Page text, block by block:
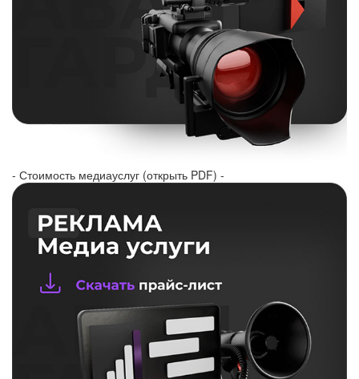
- Стоимость медиауслуг (открыть PDF) -